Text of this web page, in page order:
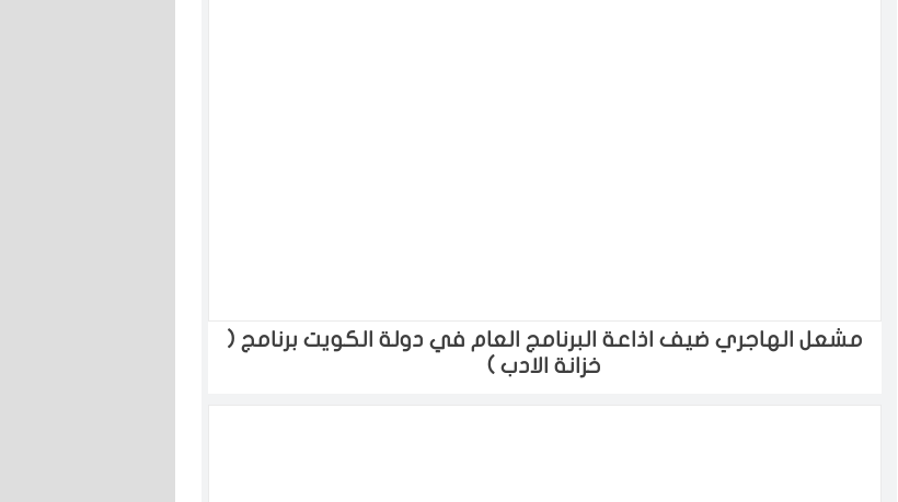
مشعل الهاجري ضيف اذاعة البرنامج العام في دولة الكويت برنامج (
خزانة الادب )